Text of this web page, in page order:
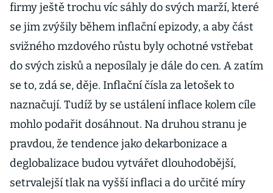
firmy ještě trochu víc sáhly do svých marží, které
se jim zvýšily během inflační epizody, a aby část
svižného mzdového růstu byly ochotné vstřebat
do svých zisků a neposílaly je dále do cen. A zatím
se to, zdá se, děje. Inflační čísla za letošek to
naznačují. Tudíž by se ustálení inflace kolem cíle
mohlo podařit dosáhnout. Na druhou stranu je
pravdou, že tendence jako dekarbonizace a
deglobalizace budou vytvářet dlouhodobější,
setrvalejší tlak na vyšší inflaci a do určité míry